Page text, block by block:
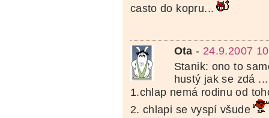
casto do kopru...
Ota - 24.9.2007
Stanik: ono to
hustý jak se zdá ...
1.chlap nemá rodinu od
2. chlapi se vyspí všude